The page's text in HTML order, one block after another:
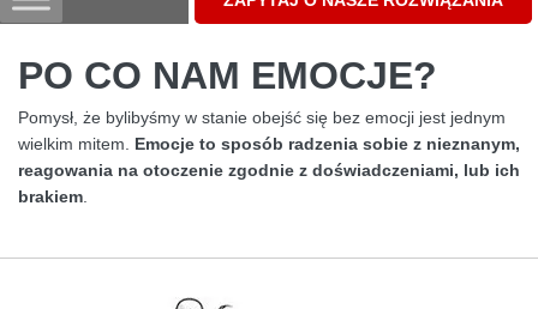
PO CO NAM EMOCJE?
Pomysł, że bylibyśmy w stanie obejść się bez emocji jest jednym
wielkim mitem. Emocje to sposób radzenia sobie z nieznanym,
reagowania na otoczenie zgodnie z doświadczeniami, lub ich
brakiem